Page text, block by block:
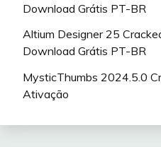
Download Grátis PT-BR
Altium Designer 25
Download Grátis PT-BR
MysticThumbs 2024.5.0
Ativação